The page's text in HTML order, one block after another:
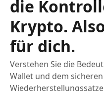
die
Krypto.
für dich.
Verstehen Sie die
Wallet und dem